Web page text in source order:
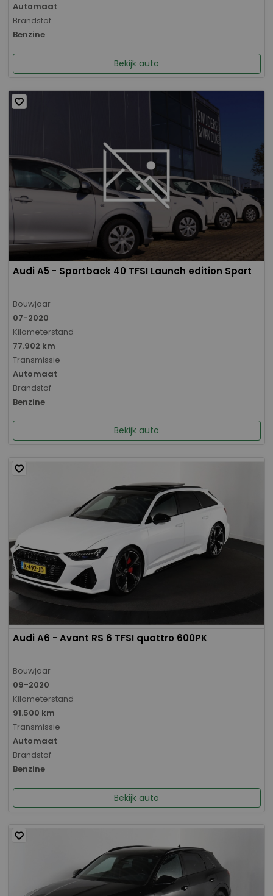
Automaat
Brandstof
Benzine
Bekijk auto
Audi A5 - Sportback 40 TFSI Launch edition Sport
Bouwjaar
07-2020
Kilometerstand
77.902 km
Transmissie
Automaat
Brandstof
Benzine
Bekijk auto
Audi A6 - Avant RS 6 TFSI quattro 600PK
Bouwjaar
09-2020
Kilometerstand
91.500 km
Transmissie
Automaat
Brandstof
Benzine
Bekijk auto